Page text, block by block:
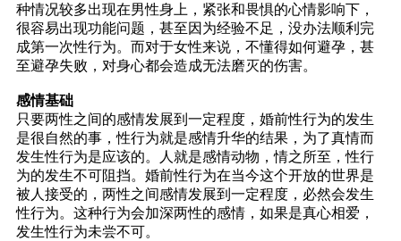
种情况较多出现在男性身上，紧张和畏惧的心情影响下，
很容易出现功能问题，甚至因为经验不足，没办法顺利完
成第一次性行为。而对于女性来说，不懂得如何避孕，甚
至避孕失败，对身心都会造成无法磨灭的伤害。
感情基础
只要两性之间的感情发展到一定程度，婚前性行为的发生
是很自然的事，性行为就是感情升华的结果，为了真情而
发生性行为是应该的。人就是感情动物，情之所至，性行
为的发生不可阻挡。婚前性行为在当今这个开放的世界是
被人接受的，两性之间感情发展到一定程度，必然会发生
性行为。这种行为会加深两性的感情，如果是真心相爱，
发生性行为未尝不可。